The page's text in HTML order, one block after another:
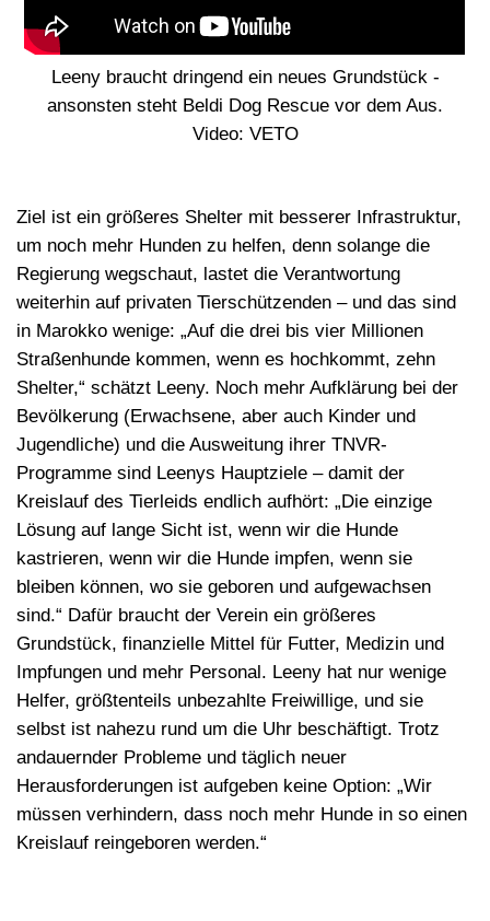
Leeny braucht dringend ein neues Grundstück -
ansonsten steht Beldi Dog Rescue vor dem Aus.
Video: VETO
Ziel ist ein größeres Shelter mit besserer Infrastruktur,
um noch mehr Hunden zu helfen, denn solange die
Regierung wegschaut, lastet die Verantwortung
weiterhin auf privaten Tierschützenden – und das sind
in Marokko wenige: „Auf die drei bis vier Millionen
Straßenhunde kommen, wenn es hochkommt, zehn
Shelter,“ schätzt Leeny. Noch mehr Aufklärung bei der
Bevölkerung (Erwachsene, aber auch Kinder und
Jugendliche) und die Ausweitung ihrer TNVR-
Programme sind Leenys Hauptziele – damit der
Kreislauf des Tierleids endlich aufhört: „Die einzige
Lösung auf lange Sicht ist, wenn wir die Hunde
kastrieren, wenn wir die Hunde impfen, wenn sie
bleiben können, wo sie geboren und aufgewachsen
sind.“ Dafür braucht der Verein ein größeres
Grundstück, finanzielle Mittel für Futter, Medizin und
Impfungen und mehr Personal. Leeny hat nur wenige
Helfer, größtenteils unbezahlte Freiwillige, und sie
selbst ist nahezu rund um die Uhr beschäftigt. Trotz
andauernder Probleme und täglich neuer
Herausforderungen ist aufgeben keine Option: „Wir
müssen verhindern, dass noch mehr Hunde in so einen
Kreislauf reingeboren werden.“